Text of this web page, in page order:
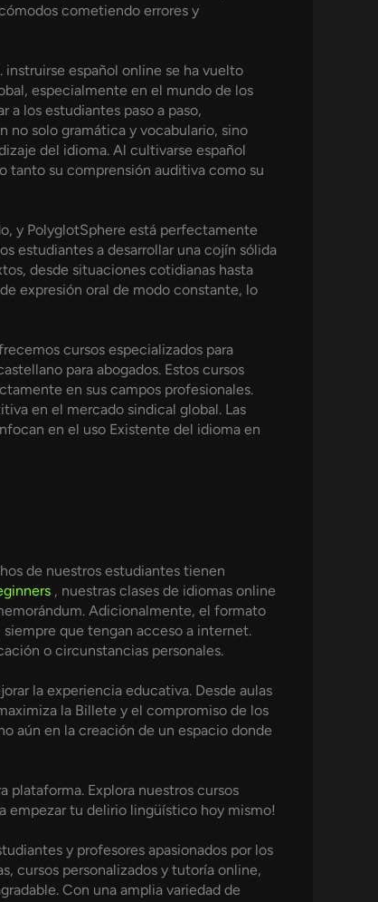
cometiendo errores y
español online se ha vuelto
especialmente en el mundo de los
a los estudiantes paso a paso,
no solo gramática y vocabulario, sino
del idioma. Al cultivarse español
tanto su comprensión auditiva como su
y PolyglotSphere está perfectamente
estudiantes a desarrollar una cojín sólida
desde situaciones cotidianas hasta
expresión oral de modo constante, lo
cursos especializados para
para abogados. Estos cursos
en sus campos profesionales.
en el mercado sindical global. Las
en el uso Existente del idioma en
de nuestros estudiantes tienen
, nuestras clases de idiomas online
Adicionalmente, el formato
que tengan acceso a internet.
o circunstancias personales.
la experiencia educativa. Desde aulas
la Billete y el compromiso de los
aún en la creación de un espacio donde
plataforma. Explora nuestros cursos
empezar tu delirio lingüístico hoy mismo!
y profesores apasionados por los
cursos personalizados y tutoría online,
Con una amplia variedad de